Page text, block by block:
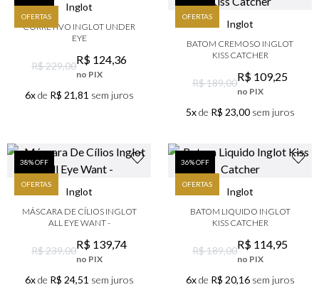
OFERTAS
Inglot
CORRETIVO INGLOT UNDER
EYE
R$ 229,00R$ 124 36
no PIX
6xde R$ 21,81 sem juros
OFERTAS
Inglot
BATOM CREMOSO INGLOT
KISS CATCHER
R$ 189,00R$ 109,25
no PIX
5xde R$ 23,00sem juros
38% OFF
OFERTAS
Inglot
MÁSCARA DE CÍLIOS INGLOT
ALL EYE WANT -
R$ 239,00R$ 139,74
no PIX
6xde R$ 24,51 sem juros
36% OFF
OFERTAS
Inglot
BATOM LIQUIDO INGLOT
KISS CATCHER
R$ 189,00R$ 114 95
no PIX
6xde R$ 20,16sem juros
10 º lancôme